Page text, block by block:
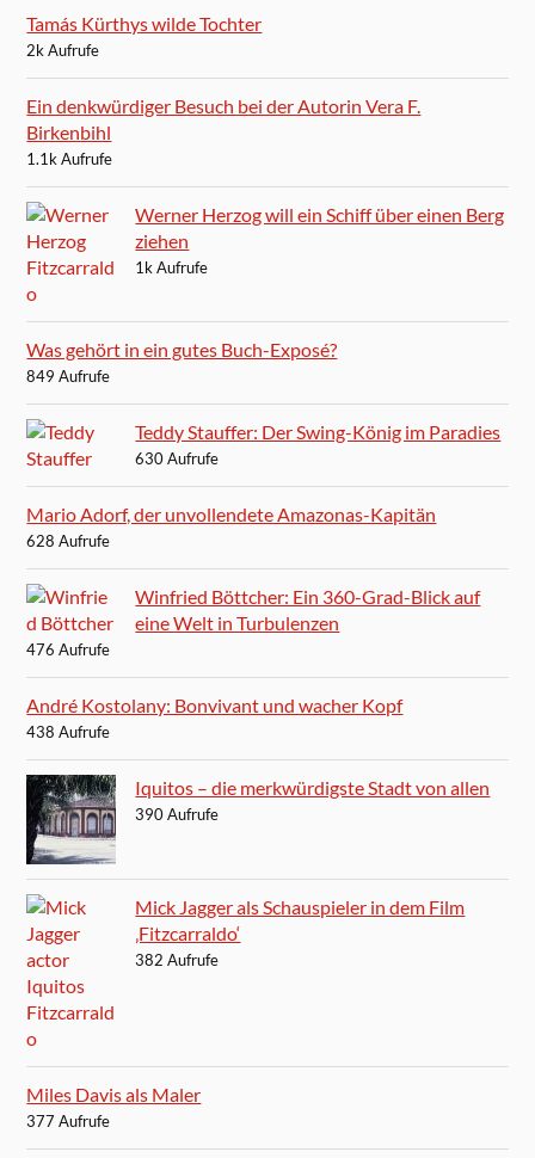
Tamás Kürthys wilde Tochter
2k Aufrufe
Ein denkwürdiger Besuch bei der Autorin Vera F.
Birkenbihl
1.1k Aufrufe
Werner Herzog will ein Schiff über einen Berg
ziehen
1k Aufrufe
Was gehört in ein gutes Buch-Exposé?
849 Aufrufe
Teddy Stauffer: Der Swing-König im Paradies
630 Aufrufe
Mario Adorf, der unvollendete Amazonas-Kapitän
628 Aufrufe
Winfried Böttcher: Ein 360-Grad-Blick auf
eine Welt in Turbulenzen
476 Aufrufe
André Kostolany: Bonvivant und wacher Kopf
438 Aufrufe
Iquitos – die merkwürdigste Stadt von allen
390 Aufrufe
Mick Jagger als Schauspieler in dem Film
‚Fitzcarraldo‘
382 Aufrufe
Miles Davis als Maler
377 Aufrufe